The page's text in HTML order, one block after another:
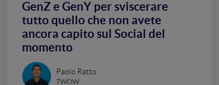
GenZ e GenY per sviscerare
tutto quello che non avete
ancora capito sul Social del
momento
Paolo Ratto
TWOW